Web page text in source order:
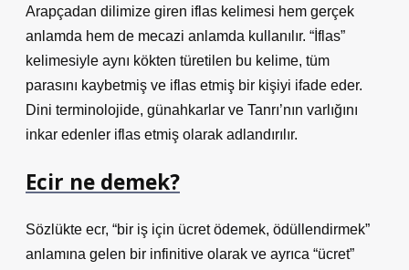
Arapçadan dilimize giren iflas kelimesi hem gerçek
anlamda hem de mecazi anlamda kullanılır. “İflas”
kelimesiyle aynı kökten türetilen bu kelime, tüm
parasını kaybetmiş ve iflas etmiş bir kişiyi ifade eder.
Dini terminolojide, günahkarlar ve Tanrı’nın varlığını
inkar edenler iflas etmiş olarak adlandırılır.
Ecir ne demek?
Sözlükte ecr, “bir iş için ücret ödemek, ödüllendirmek”
anlamına gelen bir infinitive olarak ve ayrıca “ücret”